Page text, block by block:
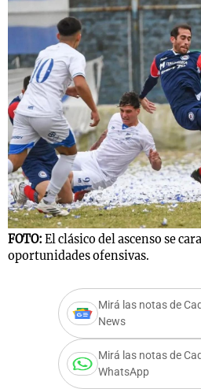
FOTO: El clásico del ascenso se
oportunidades ofensivas.
Mirá las notas de
News
Mirá las notas de
WhatsApp